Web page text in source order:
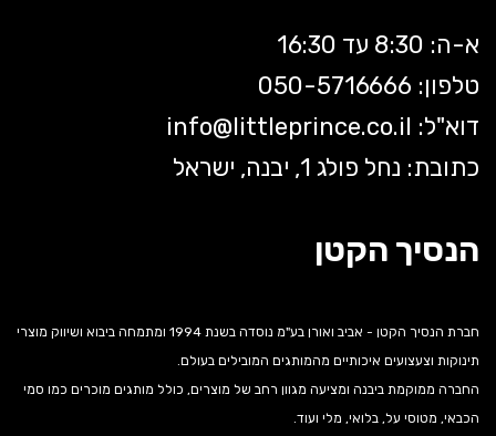
א-ה: 8:30 עד 16:30
טלפון: 050-5 716666
דוא"ל:
info@littleprince.co.il
כתובת: נחל פולג 1, יבנה, ישראל
הנסיך הקטן
חברת הנסיך הקטן - אביב ואורן בע"מ נוסדה בשנת 1994 ומתמחה ביבוא ושיווק מוצרי
תינוקות וצעצועים איכותיים מהמותגים המובילים בעולם.
החברה ממוקמת ביבנה ומציעה מגוון רחב של מוצרים, כולל מותגים מוכרים כמו סמי
הכבאי, מטוסי על, בלואי, מלי ועוד.